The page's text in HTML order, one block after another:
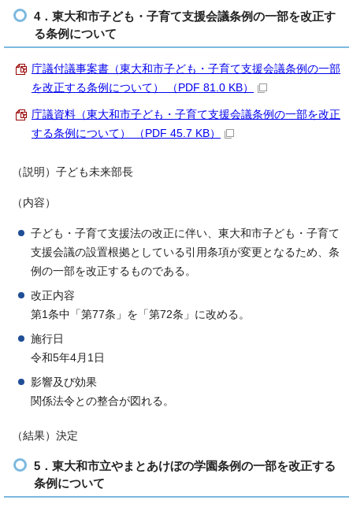
4．東大和市子ども・子育て支援会議条例の一部を改正す
る条例について
庁議付議事案書（東大和市子ども・子育て支援会議条例の一部
を改正する条例について） （PDF 81.0 KB）
庁議資料（東大和市子ども・子育て支援会議条例の一部を改正
する条例について） （PDF 45.7 KB）
（説明）子ども未来部長
（内容）
子ども・子育て支援法の改正に伴い、東大和市子ども・子育て
支援会議の設置根拠としている引用条項が変更となるため、条
例の一部を改正するものである。
改正内容
第1条中「第77条」を「第72条」に改める。
施行日
令和5年4月1日
影響及び効果
関係法令との整合が図れる。
（結果）決定
5．東大和市立やまとあけぼの学園条例の一部を改正する
条例について